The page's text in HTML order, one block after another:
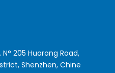
205 Huarong Road,
Shenzhen, Chine